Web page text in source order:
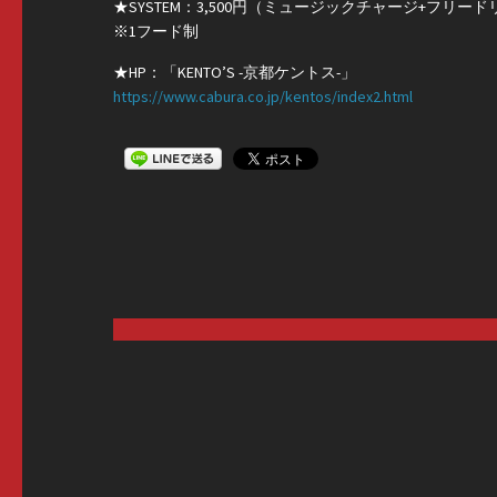
★SYSTEM：3,500円（ミュージックチャージ+フリード
※1フード制
★HP：「KENTO’S -京都ケントス-」
https://www.cabura.co.jp/kentos/index2.html